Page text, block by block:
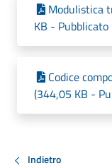
Modulistica
KB -
Codice
(344,05 KB -
Indietro